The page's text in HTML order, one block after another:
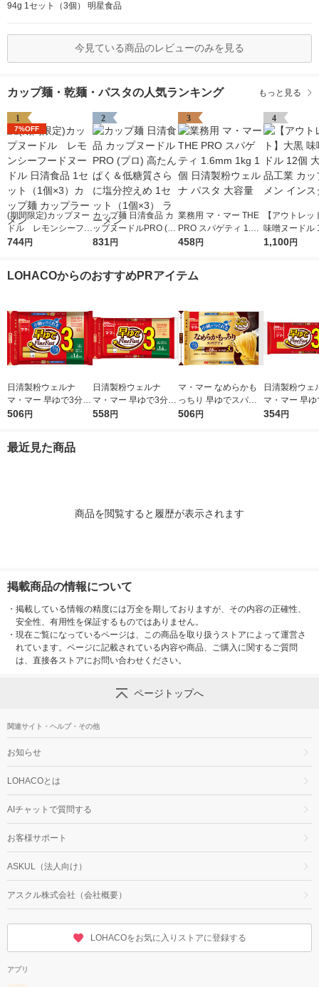
94g 1セット（3個） 明星食品
今見ている商品のレビューのみを見る
カップ麺・乾麺・パスタの人気ランキング もっと見る
1
7%OFF
(期間限定)カップヌー
ドル レモンシーフー
ドヌードル 日清食品
ン
744円
2
カップ麺 日清食品 カ
ップヌードルPRO (プ
ロ) 高たんぱく＆低糖
メン
831円
3
業務用 マ・マー THE
PRO スパゲティ 1.6m
m 1kg 1個 日清製粉ウ
458円
4
【アウトレッ
味噌ヌードル
黒食品工業
1,100円
LOHACOからのおすすめPRアイテム
日清製粉ウェルナ
マ・マー 早ゆで3分ス
パゲティ2/3サイズ1.6
506円
日清製粉ウェルナ
マ・マー 早ゆで3分ス
パゲティ 1.6mm チャ
558円
マ・マー なめらかも
っちり 早ゆでスパゲ
ティ 2/3サイズ チャッ
506円
日清製粉ウェ
マ・マー 早
ゲティ
354円
最近見た商品
商品を閲覧すると履歴が表示されます
掲載商品の情報について
・ 掲載している情報の精度には万全を期しておりますが、その内容の正確性、
安全性、有用性を保証するものではありません。
・ 現在ご覧になっているページは、この商品を取り扱うストアによって運営さ
れています。ページに記載されている内容や商品、ご購入に関するご質問
は、直接各ストアにお問い合わせください。
ページトップへ
関連サイト・ヘルプ・その他
お知らせ
LOHACOとは
AIチャットで質問する
お客様サポート
ASKUL（法人向け）
アスクル株式会社（会社概要）
LOHACOをお気に入りストアに登録する
アプリ